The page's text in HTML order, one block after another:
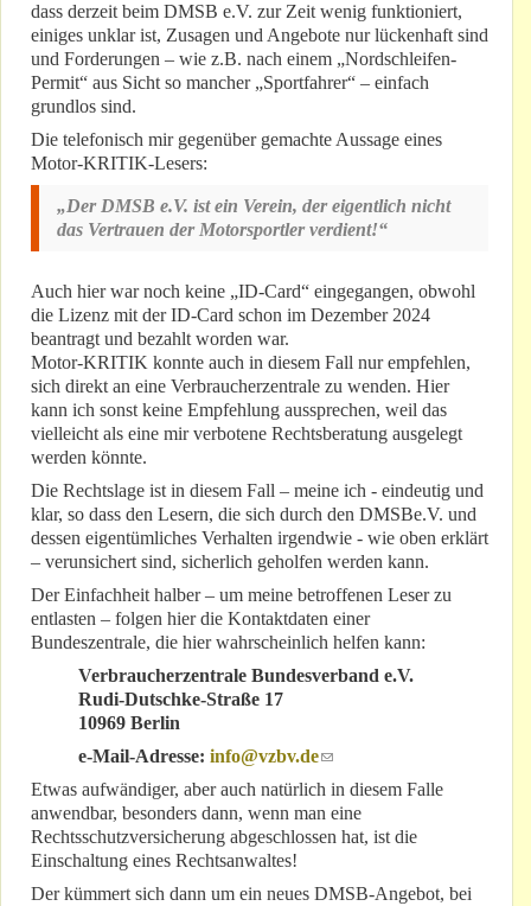
dass derzeit beim DMSB e.V. zur Zeit wenig funktioniert,
einiges unklar ist, Zusagen und Angebote nur lückenhaft sind
und Forderungen – wie z.B. nach einem „Nordschleifen-
Permit“ aus Sicht so mancher „Sportfahrer“ – einfach
grundlos sind.
Die telefonisch mir gegenüber gemachte Aussage eines
Motor-KRITIK-Lesers:
„Der DMSB e.V. ist ein Verein, der eigentlich nicht
das Vertrauen der Motorsportler verdient!“
Auch hier war noch keine „ID-Card“ eingegangen, obwohl
die Lizenz mit der ID-Card schon im Dezember 2024
beantragt und bezahlt worden war.
Motor-KRITIK konnte auch in diesem Fall nur empfehlen,
sich direkt an eine Verbraucherzentrale zu wenden. Hier
kann ich sonst keine Empfehlung aussprechen, weil das
vielleicht als eine mir verbotene Rechtsberatung ausgelegt
werden könnte.
Die Rechtslage ist in diesem Fall – meine ich - eindeutig und
klar, so dass den Lesern, die sich durch den DMSBe.V. und
dessen eigentümliches Verhalten irgendwie - wie oben erklärt
– verunsichert sind, sicherlich geholfen werden kann.
Der Einfachheit halber – um meine betroffenen Leser zu
entlasten – folgen hier die Kontaktdaten einer
Bundeszentrale, die hier wahrscheinlich helfen kann:
Verbraucherzentrale Bundesverband e.V.
Rudi-Dutschke-Straße 17
10969 Berlin
e-Mail-Adresse: info@vzbv.de(link sends e-mail)
Etwas aufwändiger, aber auch natürlich in diesem Falle
anwendbar, besonders dann, wenn man eine
Rechtsschutzversicherung abgeschlossen hat, ist die
Einschaltung eines Rechtsanwaltes!
Der kümmert sich dann um ein neues DMSB-Angebot, bei